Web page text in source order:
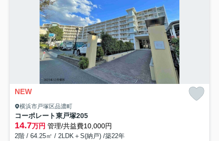
NEW
横浜市戸塚区品濃町
コーポレート東戸塚205
14.7万円 管理/共益費10,000円
2階 / 64.25㎡ / 2LDK＋S(納戸) /築22年